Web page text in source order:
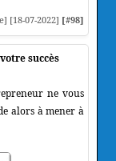
[18-07-2022] [#98]
succès
ne vous
alors à mener à